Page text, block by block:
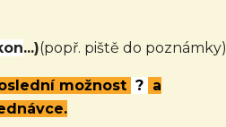
...)(popř. piště do poznámky)
možnost ? a